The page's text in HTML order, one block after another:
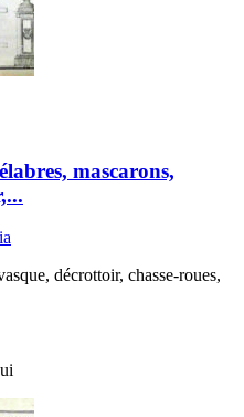
mascarons,
décrottoir, chasse-roues,